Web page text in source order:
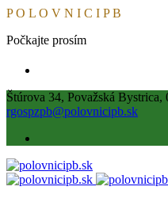
PO L O V N I C I PB
Počkajte prosím
Štúrova 34, Považská Bystrica,
rgospzpb@polovnicipb.sk